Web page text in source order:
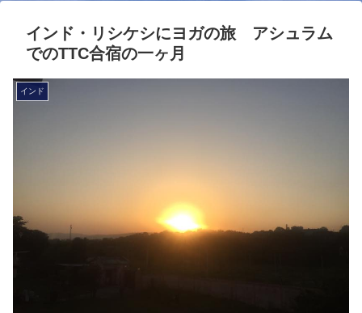
インド・リシケシにヨガの旅 アシュラム
でのTTC合宿の一ヶ月
インド